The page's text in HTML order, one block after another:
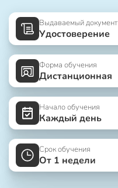
Выдаваемый документ
Удостоверение
Форма обучения
Дистанционная
Начало обучения
Каждый день
Срок обучения
От 1 недели